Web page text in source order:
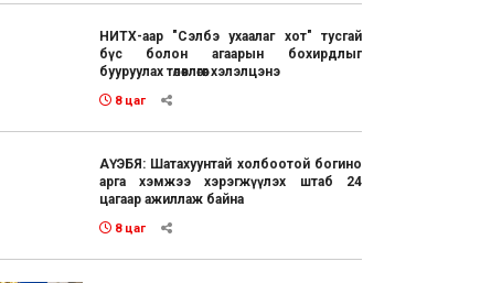
НИТХ-аар "Сэлбэ ухаалаг хот" тусгай
бүс болон агаарын бохирдлыг
бууруулах төлөвлөгөөг хэлэлцэнэ
8 цаг
АҮЭБЯ: Шатахуунтай холбоотой богино
арга хэмжээ хэрэгжүүлэх штаб 24
цагаар ажиллаж байна
8 цаг